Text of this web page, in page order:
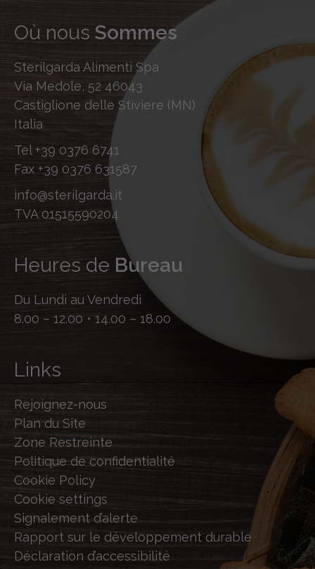
Où nous Sommes
Sterilgarda Alimenti Spa
Via Medole, 52 46043
Castiglione delle Stiviere (MN)
Italia
Tel +39 0376 6741
Fax +39 0376 631587
info@sterilgarda.it
TVA 01515590204
Heures de Bureau
Du Lundi au Vendredi
8.00 – 12.00 • 14.00 – 18.00
Links
Rejoignez-nous
Plan du Site
Zone Restreinte
Politique de confidentialité
Cookie Policy
Cookie settings
Signalement d’alerte
Rapport sur le développement durable
Déclaration d’accessibilité